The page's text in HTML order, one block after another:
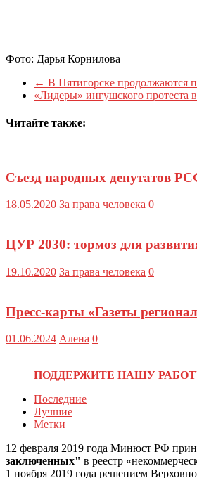
Фото: Дарья Корнилова
← В Пятигорске продолжаются
«Лидеры» ингушского протеста
Читайте также:
Съезд народных депутатов
18.05.2020 За права человека 0
ЦУР 2030: тормоз для
19.10.2020 За права человека 0
Пресс-карты «Газеты
01.06.2024 Алена 0
ПОДДЕРЖИТЕ НАШУ РАБОТУ
Последние
Лучшие
Метки
12 февраля 2019 года Минюст РФ
заключенных" в реестр
1 ноября 2019 года решением